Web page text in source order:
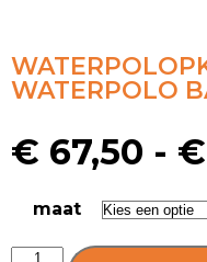
WATERPOLO
€ 67,50 - €
maat